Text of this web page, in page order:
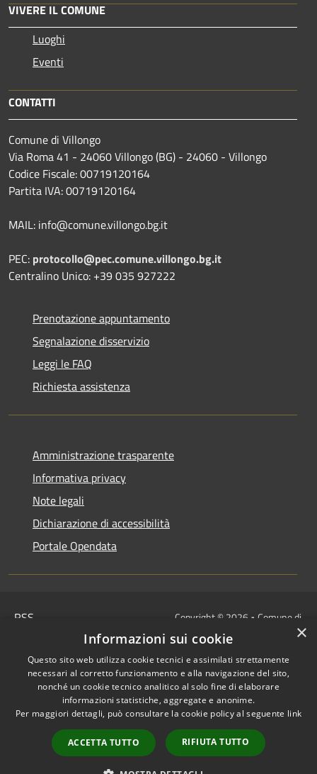
VIVERE IL COMUNE
Luoghi
Eventi
CONTATTI
Comune di Villongo
Via Roma 41 - 24060 Villongo (BG) - 24060 - Villongo
Codice Fiscale: 00719120164
Partita IVA: 00719120164
MAIL: info@comune.villongo.bg.it
PEC: protocollo@pec.comune.villongo.bg.it
Centralino Unico: +39 035 927222
Prenotazione appuntamento
Segnalazione disservizio
Leggi le FAQ
Richiesta assistenza
Amministrazione trasparente
Informativa privacy
Note legali
Dichiarazione di accessibilità
Portale Opendata
RSS
Cookie
Mappa del sito
IBAN COMUNALI: per i cittadini
IT48Z0851453760000000120312
IT32I0100004306TU0000005820
Copyright © 2026 • Comune di
Villongo • Powered by
redazione
×
Informazioni sui cookie
Questo sito web utilizza cookie tecnici e assimilati strettamente
necessari al corretto funzionamento e alla navigazione del sito,
nonché un cookie tecnico analitico al solo fine di elaborare
informazioni statistiche, aggregate e anonime.
Per maggiori dettagli, può consultare la cookie policy al seguente link
ACCETTA TUTTO RIFIUTA TUTTO